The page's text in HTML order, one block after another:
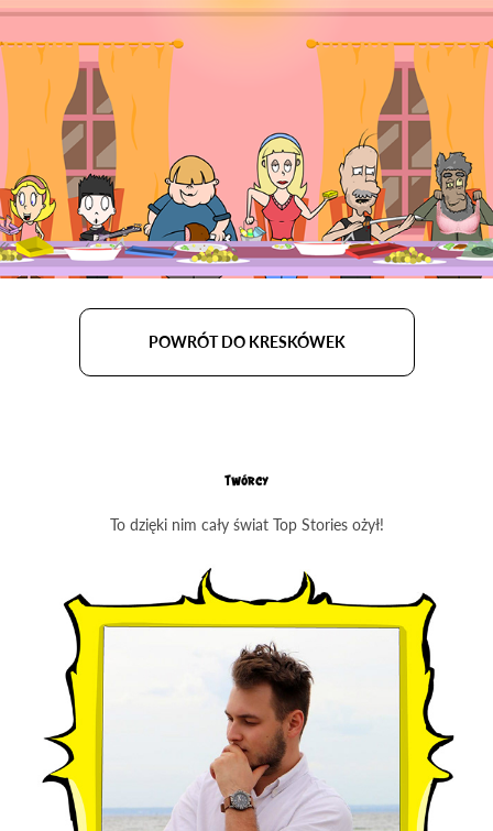
POWRÓT DO KRESKÓWEK
Twórcy
To dzięki nim cały świat Top Stories ożył!